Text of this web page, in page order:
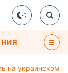
на украинском